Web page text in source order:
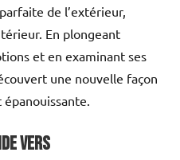
de l’extérieur,
En plongeant
et en examinant ses
une nouvelle façon
Vers